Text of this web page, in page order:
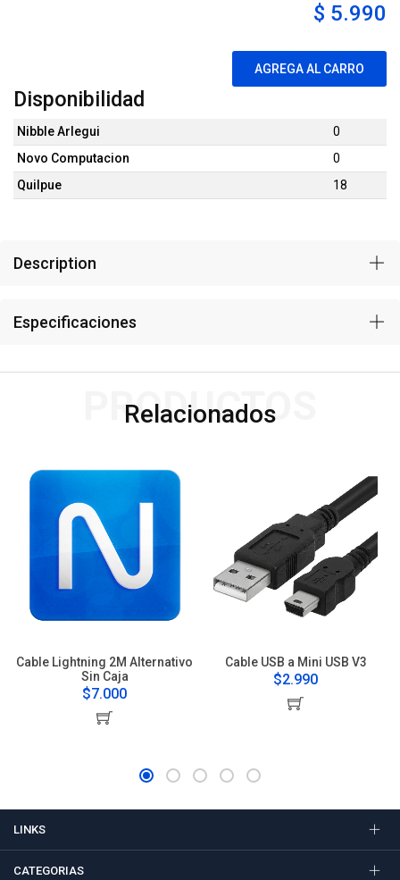
$ 5.990
AGREGA AL CARRO
Disponibilidad
Nibble Arlegui
0
Novo Computacion
0
Quilpue
18
Description
Especificaciones
Relacionados
PRODUCTOS
Cable Lightning 2M Alternativo
Sin Caja
$7.000
Cable USB a Mini USB V3
$2.990
LINKS
CATEGORIAS